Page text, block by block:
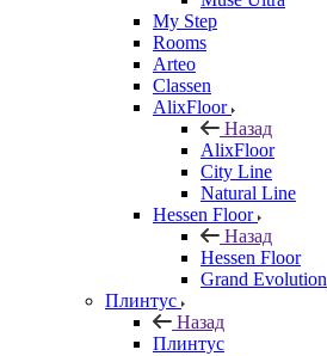
My Step
Rooms
Arteo
Classen
AlixFloor
Назад
AlixFloor
City Line
Natural Line
Hessen Floor
Назад
Hessen Floor
Grand Evolution
Плинтус
Назад
Плинтус